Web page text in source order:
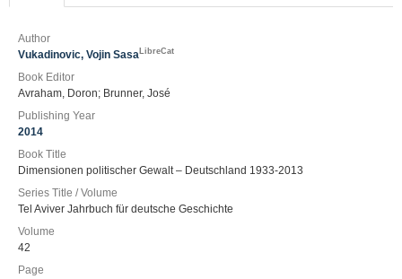
Author
Vukadinovic, Vojin Sasa LibreCat
Book Editor
Avraham, Doron; Brunner, José
Publishing Year
2014
Book Title
Dimensionen politischer Gewalt – Deutschland 1933-2013
Series Title / Volume
Tel Aviver Jahrbuch für deutsche Geschichte
Volume
42
Page